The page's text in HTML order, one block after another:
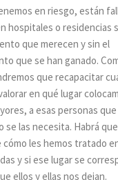
en riesgo, están
hospitales o residencias
que merecen y sin el
que se han ganado.
que recapacitar
en qué lugar
a esas personas que
se las necesita. Habrá que
les hemos tratado
y si ese lugar se
ellos y ellas nos dejan.